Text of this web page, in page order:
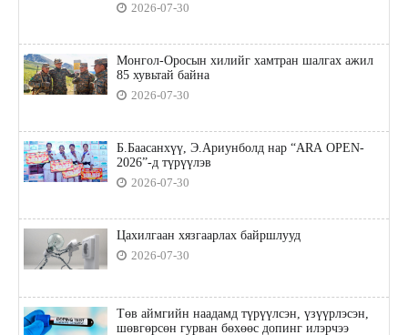
2026-07-30
Монгол-Оросын хилийг хамтран шалгах ажил
85 хувьтай байна
2026-07-30
Б.Баасанхүү, Э.Ариунболд нар “ARA OPEN-
2026”-д түрүүлэв
2026-07-30
Цахилгаан хязгаарлах байршлууд
2026-07-30
Төв аймгийн наадамд түрүүлсэн, үзүүрлэсэн,
шөвгөрсөн гурван бөхөөс допинг илэрчээ